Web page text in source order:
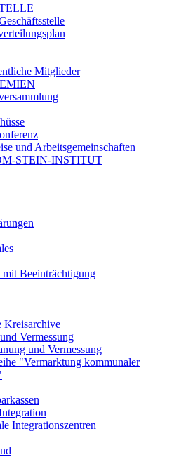
Mitglieder
und Arbeitsgemeinschaften
STEIN-INSTITUT
mit Beeinträchtigung
Kreisarchive
Vermessung
und Vermessung
"Vermarktung kommunaler
Integrationszentren